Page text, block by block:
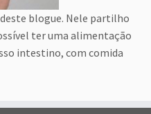
blogue. Nele partilho
ter uma alimentação
intestino, com comida